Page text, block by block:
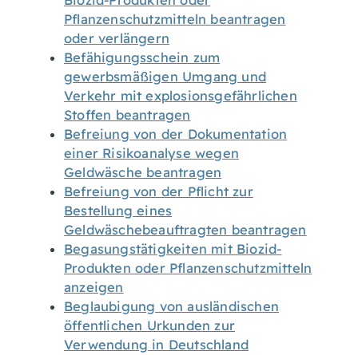
Pflanzenschutzmitteln beantragen
oder verlängern
Befähigungsschein zum
gewerbsmäßigen Umgang und
Verkehr mit explosionsgefährlichen
Stoffen beantragen
Befreiung von der Dokumentation
einer Risikoanalyse wegen
Geldwäsche beantragen
Befreiung von der Pflicht zur
Bestellung eines
Geldwäschebeauftragten beantragen
Begasungstätigkeiten mit Biozid-
Produkten oder Pflanzenschutzmitteln
anzeigen
Beglaubigung von ausländischen
öffentlichen Urkunden zur
Verwendung in Deutschland